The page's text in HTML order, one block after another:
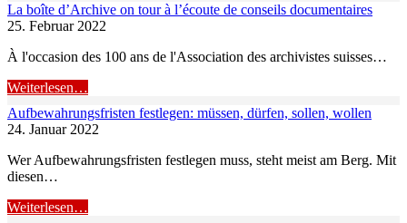
La boîte d’Archive on tour à l’écoute de conseils documentaires
25. Februar 2022
À l'occasion des 100 ans de l'Association des archivistes suisses…
Weiterlesen…
Aufbewahrungsfristen festlegen: müssen, dürfen, sollen, wollen
24. Januar 2022
Wer Aufbewahrungsfristen festlegen muss, steht meist am Berg. Mit
diesen…
Weiterlesen…